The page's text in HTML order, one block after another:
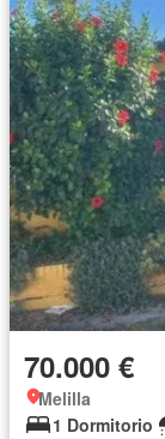
70.000 €
Melilla
1 Dormitorio